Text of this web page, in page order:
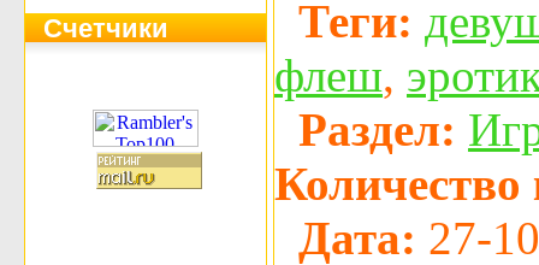
Счетчики Теги:
флеш,
Раздел:
Количество
Дата: 27-